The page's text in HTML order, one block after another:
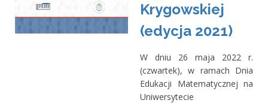
Krygowskiej
(edycja 2021)
W dniu 26 maja 2022 r.
(czwartek), w ramach Dnia
Edukacji Matematycznej na
Uniwersytecie